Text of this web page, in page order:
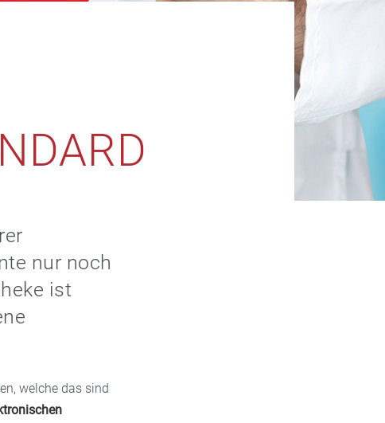
nur noch
ist
welche das sind